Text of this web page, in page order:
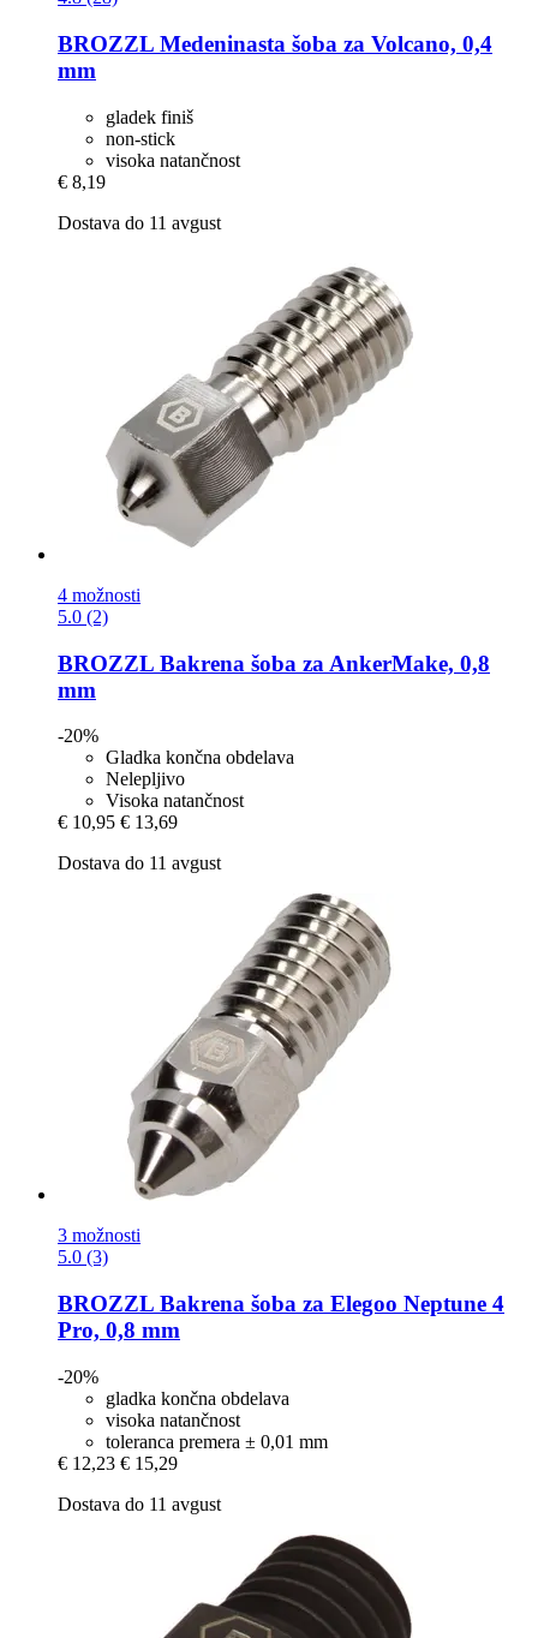
BROZZL Medeninasta šoba za Volcano, 0,4
mm
gladek finiš
non-stick
visoka natančnost
€ 8,19
Dostava do 11 avgust
4 možnosti
5.0 (2)
BROZZL Bakrena šoba za AnkerMake, 0,8
mm
-20%
Gladka končna obdelava
Nelepljivo
Visoka natančnost
€ 10,95 € 13,69
Dostava do 11 avgust
3 možnosti
5.0 (3)
BROZZL Bakrena šoba za Elegoo Neptune 4
Pro, 0,8 mm
-20%
gladka končna obdelava
visoka natančnost
toleranca premera ± 0,01 mm
€ 12,23 € 15,29
Dostava do 11 avgust